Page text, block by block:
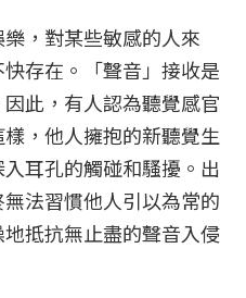
，對某些敏感的人來
存在。「聲音」接收是
此，有人認為聽覺感官
，他人擁抱的新聽覺生
耳孔的觸碰和騷擾。出
法習慣他人引以為常的
抵抗無止盡的聲音入侵